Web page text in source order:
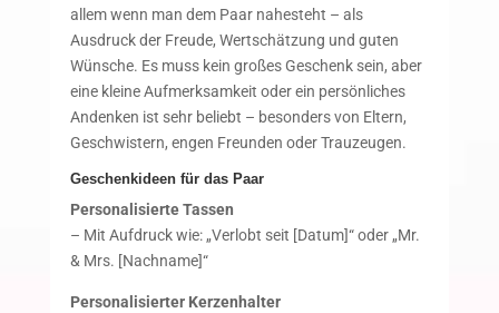
allem wenn man dem Paar nahesteht – als
Ausdruck der Freude, Wertschätzung und guten
Wünsche. Es muss kein großes Geschenk sein, aber
eine kleine Aufmerksamkeit oder ein persönliches
Andenken ist sehr beliebt – besonders von Eltern,
Geschwistern, engen Freunden oder Trauzeugen.
Geschenkideen für das Paar
Personalisierte Tassen
– Mit Aufdruck wie: „Verlobt seit [Datum]“ oder „Mr.
& Mrs. [Nachname]“
Personalisierter Kerzenhalter